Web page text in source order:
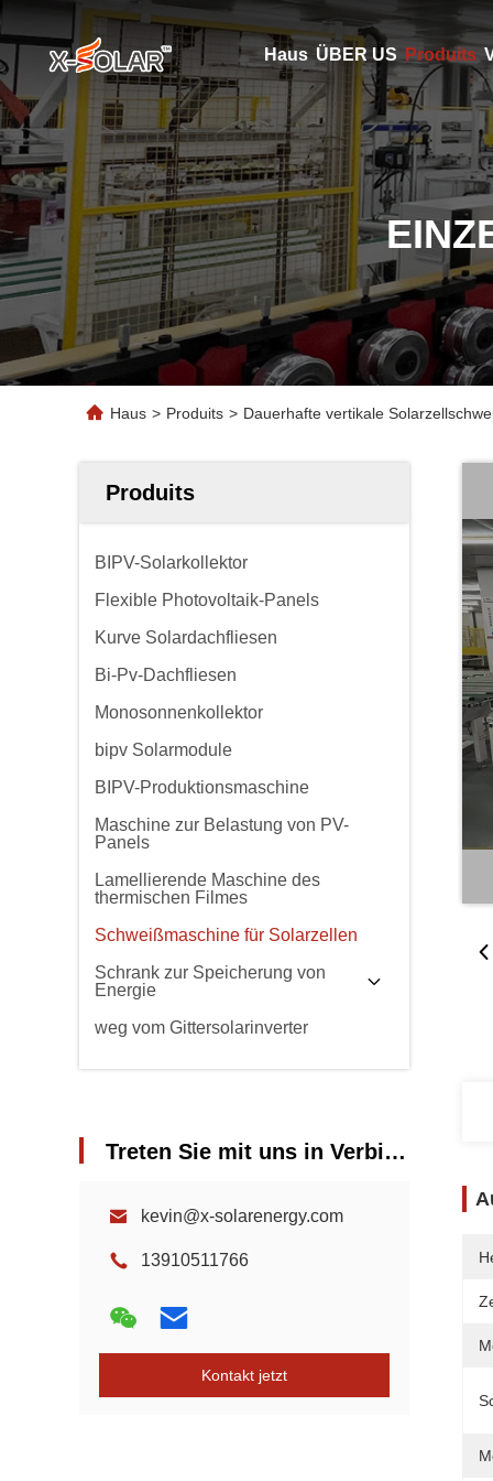
Haus ÜBER US Produits
Haus > Produits > Dauerhafte vertikale
Produits
BIPV-Solarkollektor
Flexible Photovoltaik-Panels
Kurve Solardachfliesen
Bi-Pv-Dachfliesen
Monosonnenkollektor
bipv Solarmodule
BIPV-Produktionsmaschine
Maschine zur Belastung von PV-
Panels
Lamellierende Maschine des
thermischen Filmes
Schweißmaschine für Solarzellen
Schrank zur Speicherung von
Energie
weg vom Gittersolarinverter
Treten Sie mit uns in Verbindung
kevin@x-solarenergy.com
13910511766
Kontakt jetzt